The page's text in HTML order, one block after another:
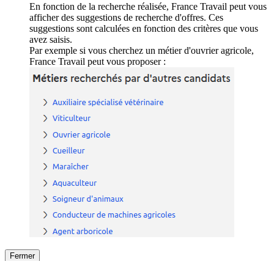
En fonction de la recherche réalisée, France Travail peut vous
afficher des suggestions de recherche d'offres. Ces
suggestions sont calculées en fonction des critères que vous
avez saisis.
Par exemple si vous cherchez un métier d'ouvrier agricole,
France Travail peut vous proposer :
Fermer